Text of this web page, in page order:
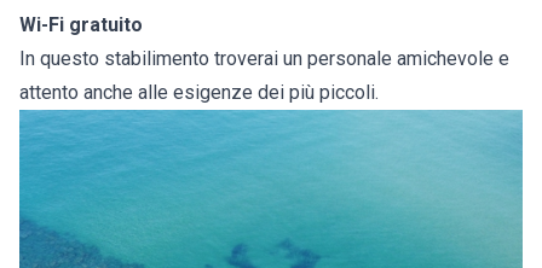
Wi-Fi gratuito
In questo stabilimento troverai un personale amichevole e
attento anche alle esigenze dei più piccoli.